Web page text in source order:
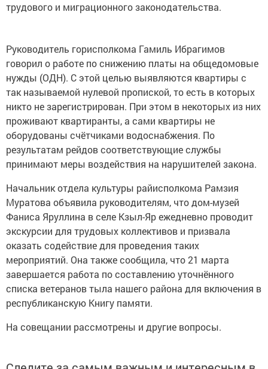
трудового и миграционного законодательства.
Руководитель горисполкома Гамиль Ибрагимов
говорил о работе по снижению платы на общедомовые
нужды (ОДН). С этой целью выявляются квартиры с
так называемой нулевой пропиской, то есть в которых
никто не зарегистрирован. При этом в некоторых из них
проживают квартиранты, а сами квартиры не
оборудованы счётчиками водоснабжения. По
результатам рейдов соответствующие службы
принимают меры воздействия на нарушителей закона.
Начальник отдела культуры райисполкома Рамзия
Муратова объявила руководителям, что дом-музей
Фаниса Яруллина в селе Кзыл-Яр ежедневно проводит
экскурсии для трудовых коллективов и призвала
оказать содействие для проведения таких
мероприятий. Она также сообщила, что 21 марта
завершается работа по составлению уточнённого
списка ветеранов тыла нашего района для включения в
республиканскую Книгу памяти.
На совещании рассмотрены и другие вопросы.